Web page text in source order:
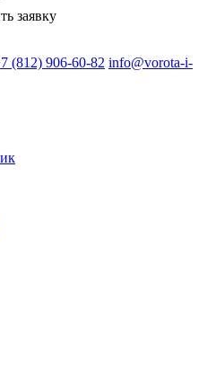
заявку
(812) 906-60-82 info@vorota-i-